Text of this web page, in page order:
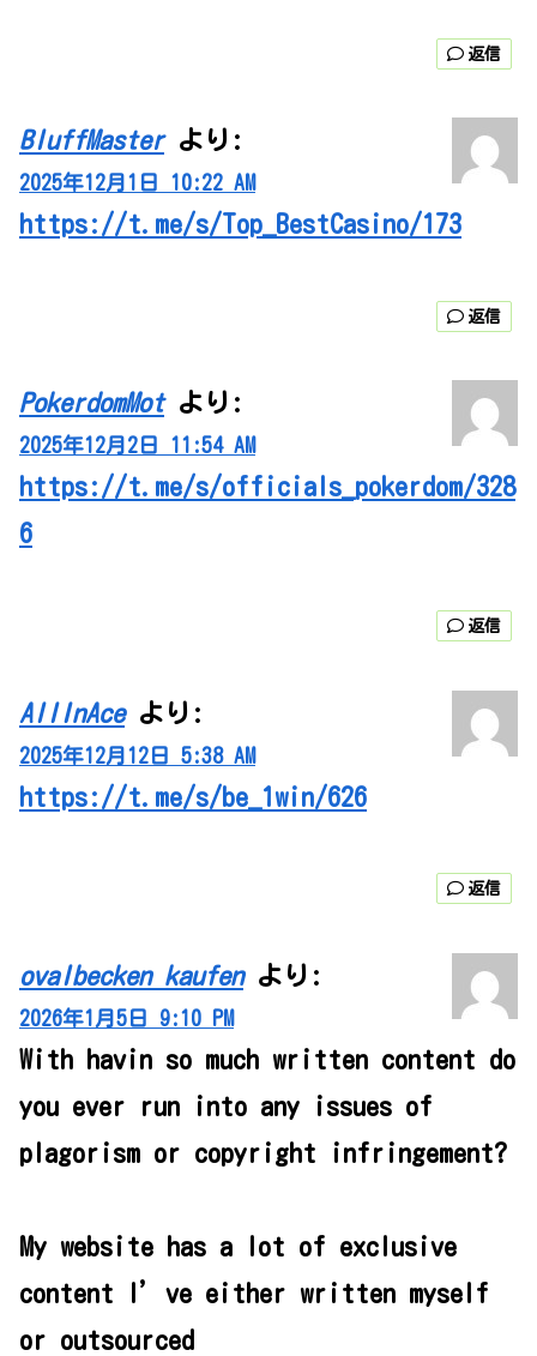
返信
BluffMaster より:
2025年12月1日 10:22 AM
https://t.me/s/Top_BestCasino/173
返信
PokerdomMot より:
2025年12月2日 11:54 AM
https://t.me/s/officials_pokerdom/328
6
返信
AllInAce より:
2025年12月12日 5:38 AM
https://t.me/s/be_1win/626
返信
ovalbecken kaufen より:
2026年1月5日 9:10 PM
With havin so much written content do
you ever run into any issues of
plagorism or copyright infringement?
My website has a lot of exclusive
content I’ve either written myself
or outsourced